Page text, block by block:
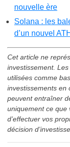
nouvelle ère
Solana : les
d’un nouvel ATH
Cet article ne
investissement.
utilisées comme
investissements en
peuvent entraîner
uniquement ce que
d’effectuer vos
décision